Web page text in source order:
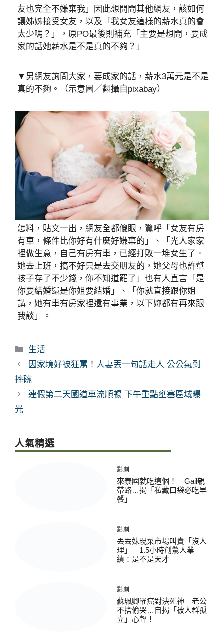
友也完全不嫌棄我」因此想問問其他網友，該如何
讓姊姊接受女友，以及「我女友這樣的薪水真的會
太少嗎？」，原PO最後則補充「主要是想問，要成
家的話她薪水是不是真的不夠？」
▼男網友詢問大家，要成家的話，薪水3萬元是不是
真的不夠。（示意圖／翻攝自pixabay）
怎料，貼文一出，網友全都傻眼，驚呼「女友有房
有車，條件比你好有什麼好嫌棄的」、「光人家家
裡做生意，自己有房有車，已經打敗一堆女生了。
她去上班，搞不好只是去交朋友的，她父母也許幫
孩子存了不少錢，你不知道罷了」也有人直言「是
你要結婚還是你姐要結婚」、「你就直接跟你姐
講，她有車有房家裡還有事業，以下妳都有再來跟
我談」。
分
類
生活
因家境好被狂罵！人妻丟一句話走人 公公氣到
摔碗
連假第二天國道車流順暢 下午重點壅塞區域曝
光
人氣精選
影劇
來泰國就吃這個！ Gail親
帶路…揭「私藏口袋必吃早
餐」
影劇
丟丟妹現菜市場叫賣「沒人
理」 1.5小時創驚人業
績：是不是天才
影劇
蘇珮卿罹癌對決死神 老公
不捨偷哭…自揭「被人群孤
立」心聲！